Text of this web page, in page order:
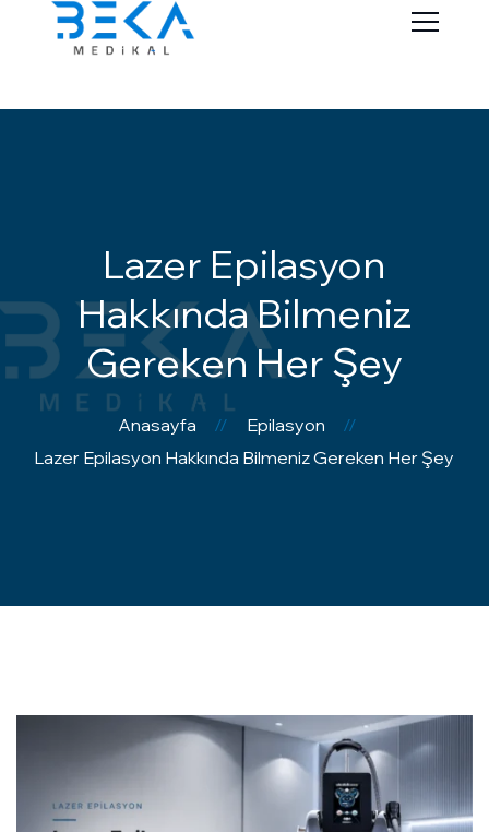
Lazer Epilasyon
Hakkında Bilmeniz
Gereken Her Şey
Anasayfa
Epilasyon
Lazer Epilasyon Hakkında Bilmeniz Gereken Her Şey